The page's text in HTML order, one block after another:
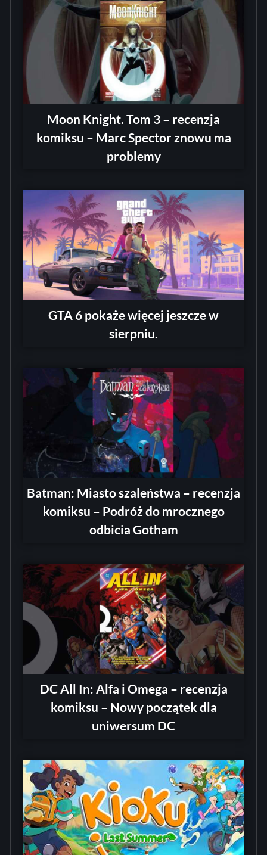
Moon Knight. Tom 3 – recenzja
komiksu – Marc Spector znowu ma
problemy
GTA 6 pokaże więcej jeszcze w
sierpniu.
Batman: Miasto szaleństwa – recenzja
komiksu – Podróż do mrocznego
odbicia Gotham
DC All In: Alfa i Omega – recenzja
komiksu – Nowy początek dla
uniwersum DC